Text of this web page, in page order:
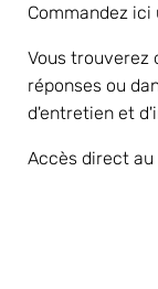
Commandez
Vous trouverez
réponses ou
d'entretien et
Accès direct au